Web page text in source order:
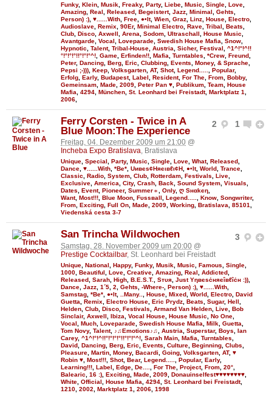
Funky, Klein Musik Freaky, Party, Liebe Music Single Love
Amazing Real Released Begeistert, Jazz Minimal Gehts
Person) :) ♥......With Free ●•It, Wien Graz Linz House Electro
Audioslave Remix 90Er, Minimal Electro Rave Tribal Beats
Club Disco Axwell Arena Sodom Ultraschall House Music
Avantgarde Vocal Loveparade Swedish House Mafia Snow
Hypnotic
Talent, Tribal-House Austria Sicher, Festival
^1^!°!^!!
°!°!°!°!!°!°!°^! Game Erfinden!! Mafia Turntables *Crew Freund
Peter, Dancing Berg Eric Clubbing Events Money, & Sprache
Pepsi ;-))) Keep Volksgarten AT, Shot, Legend..... Popular,
Erfolg Early, Budapest, Label Resident, For The From Bobby,
Gemeinsam Made 2009 Peter Pan ♥ Publikum Team House
Mafia
4294 München St. Leonhard bei Freistadt, Marktplatz 1
2006
2 1
Ferry Corsten - Twice in A
Blue Moon:The Experience
Freitag, 04. Dezember 2009 um 21:00 @
Incheba Expo Bratislava, Bratislava
Unique, Special, Party, Music, Single, Love, What, Released,
Dance, ♥......With, *Be*, Uивєs¢Няєιвℓι¢Н, ●•It, World, Trance,
Classic, Radio, System, Club, Rotterdam, Festivals, Live,
Exclusive, America, City, Crash, Back, Sound System, Visuals,
Dates, Event, Pioneer, Summer☼, Only, ღ Sнαkєη,
Want, Most!!!, Blue Moon, Fυѕѕвall, Legend....., Know, Songwriter,
From, Exciting, Full On, Made, 2009, Working, Bratislava, 85101,
Viedenská cesta 3-7
3
San Trincha Wildwochen
Samstag, 28. November 2009 um 20:00 @
Prestige Cocktailbar, St. Leonhard bei Freistadt
Unique National Happy, Funky, Musik Music Famous Single
1000 Beautiful Love Creative Amazing Real Addicted
Released Sarah High B.E.S.T. Sтυя Just Υηвєѕċняєîвℓîċн :))
Dance Jazz 1´5 2 Gehts -Where- Person) :) ♥......With
Samstag *Be* ●•It, ..Many.. House Mixed World Electro David
Guetta
Remix Electro House Eric Prydz Beats Sugar, Hell
Helden Club Disco Festivals Armand Van Helden Live Bob
Sinclair, Axwell Ibiza Vocal House House Music No One
Vocal
Much Loveparade Swedish House Mafia Milk Guetta
Tom Novy, Talent, ♪♫Emotions♪♫ Austria Superstar, Boys
Ian
Carey, ^1^!°!^!!°!°!°!°!!°!°!°^! Sarah Main Mafia Turntables
David Dancing Berg Eric Events Culture Beginning Clubs
Pleasure Martin Money, Bacardi Going Volksgarten AT, ♥
Robin ♥ Most!!! Shot, Bear, Legend..... Popular, Early,
Learning!!! Label Edge De.... For The Project, From 20°
Balearic
16 :) Exciting Made 2009 Donauinselfest♥♥♥♥♥♥♥♥
White Official House Mafia 4294 St. Leonhard bei Freistadt,
1210 2002 Marktplatz 1 2006 1998